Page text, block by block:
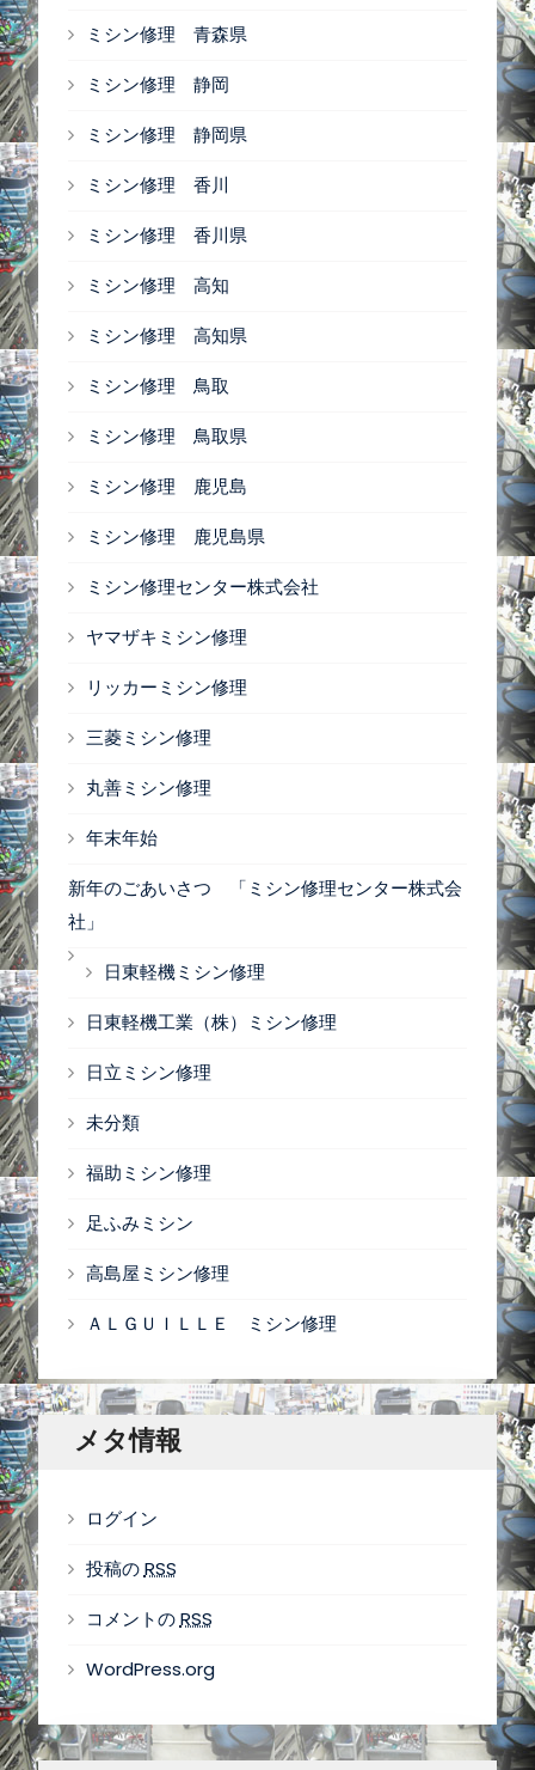
ミシン修理 青森県
ミシン修理 静岡
ミシン修理 静岡県
ミシン修理 香川
ミシン修理 香川県
ミシン修理 高知
ミシン修理 高知県
ミシン修理 鳥取
ミシン修理 鳥取県
ミシン修理 鹿児島
ミシン修理 鹿児島県
ミシン修理センター株式会社
ヤマザキミシン修理
リッカーミシン修理
三菱ミシン修理
丸善ミシン修理
年末年始
新年のごあいさつ 「ミシン修理センター株式会
社」
日東軽機ミシン修理
日東軽機工業（株）ミシン修理
日立ミシン修理
未分類
福助ミシン修理
足ふみミシン
高島屋ミシン修理
ＡＬＧＵＩＬＬＥ ミシン修理
メタ情報
ログイン
投稿のRSS
コメントのRSS
WordPress.org